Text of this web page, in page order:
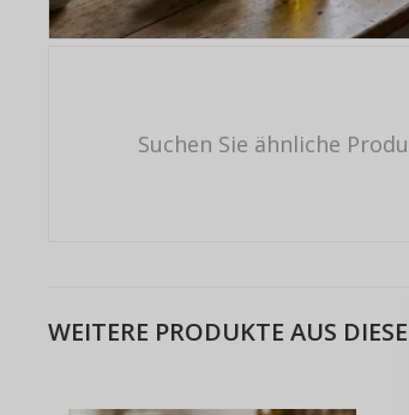
Suchen Sie ähnliche
WEITERE PRODUKTE AUS